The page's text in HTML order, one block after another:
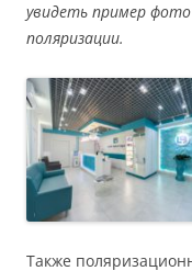
увидеть пример
поляризации.
Также